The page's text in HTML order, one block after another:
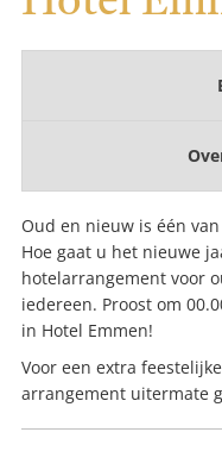
Oud en nieuw is één
Hoe gaat u het nieuwe
hotelarrangement voor
iedereen. Proost om
in Hotel Emmen!
Voor een extra
arrangement uitermate